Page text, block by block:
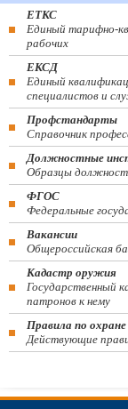
ЕТКС
Единый тарифно-
рабочих
ЕКСД
Единый
специалистов и
Профстандарты
Справочник
Должностные
Образцы
ФГОС
Федеральные
Вакансии
Общероссийская
Кадастр оружия
Государственный
патронов к нему
Правила по
Действующие